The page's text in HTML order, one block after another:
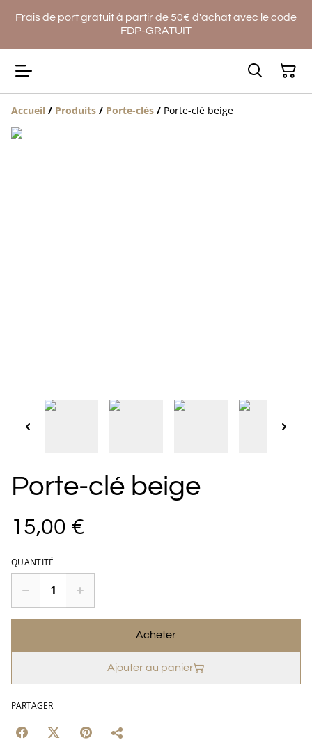
Frais de port gratuit à partir de 50€ d'achat avec le code
FDP-GRATUIT
Accueil / Produits / Porte-clés / Porte-clé beige
Porte-clé beige
15,00 €
QUANTITÉ
Acheter
Ajouter au panier
PARTAGER